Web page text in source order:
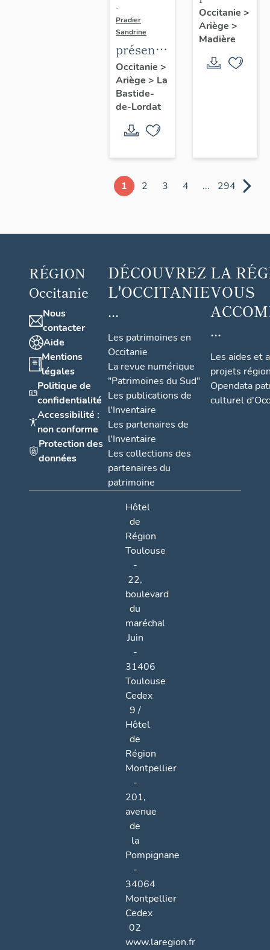
-
Pradier
Sandrine
présentation
de la
commune
de La
de-
Occitanie >
Ariège > La
Bastide-
de-Lordat
de la
commune
de
Madière
Occitanie >
Ariège >
Madière
1 2 3 4 ... 294
RÉGION
Occitanie
Nous
contacter
Aide
Mentions
légales
Politique de
confidentialité
Accessibilité :
non conforme
Protection des
données
DÉCOUVREZ
L'OCCITANIE
...
Les patrimoines en
Occitanie
La revue numérique
"Patrimoines du Sud"
Les publications de
l'Inventaire
Les partenaires de
l'Inventaire
Les collections des
partenaires du
patrimoine
LA
VOUS
...
Les aides et
projets
Opendata
culturel
Hôtel
de
Région
Toulouse
-
22,
boulevard
du
maréchal
Juin
-
31406
Toulouse
Cedex
9 /
Hôtel
de
Région
Montpellier
-
201,
avenue
de
la
Pompignane
-
34064
Montpellier
Cedex
02
www.laregion.fr